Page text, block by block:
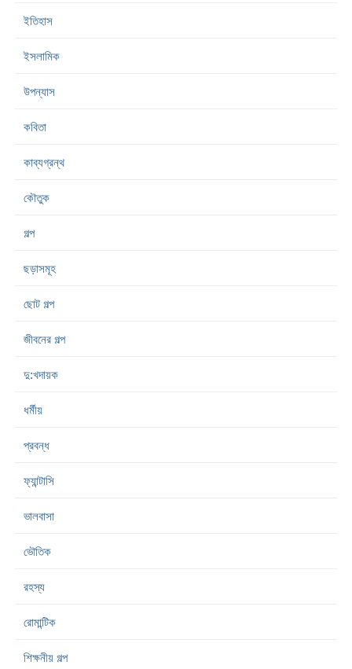
ইতিহাস
ইসলামিক
উপন্যাস
কবিতা
কাব্যগ্রন্থ
কৌতুক
গল্প
ছড়াসমূহ
ছোট গল্প
জীবনের গল্প
দু:খদায়ক
ধর্মীয়
প্রবন্ধ
ফ্যান্টাসি
ভালবাসা
ভৌতিক
রহস্য
রোমান্টিক
শিক্ষনীয় গল্প